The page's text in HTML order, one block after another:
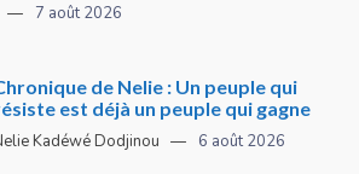
7 août 2026
de Nelie : Un peuple qui
est déjà un peuple qui gagne
Kadéwé Dodjinou 6 août 2026